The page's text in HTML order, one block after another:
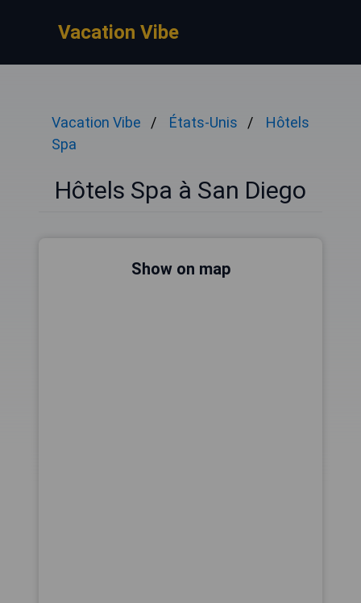
Vacation Vibe
Vacation Vibe États-Unis
Hôtels
Spa
Hôtels Spa à San Diego
Show on map